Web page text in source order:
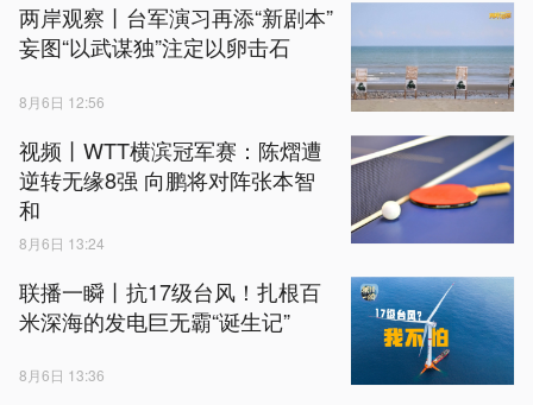
两岸观察丨台军演习再添“新剧本”
妄图“以武谋独”注定以卵击石
8月6日 12:56
视频丨WTT横滨冠军赛：陈熠遭
逆转无缘8强 向鹏将对阵张本智
和
8月6日 13:24
联播一瞬丨抗17级台风！扎根百
米深海的发电巨无霸“诞生记”
8月6日 13:36